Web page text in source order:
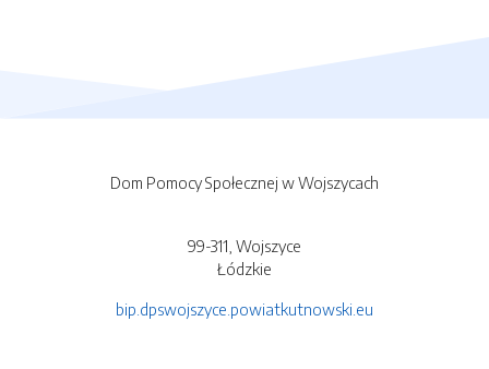
Dom Pomocy Społecznej w Wojszycach
99-311, Wojszyce
Łódzkie
bip.dpswojszyce.powiatkutnowski.eu